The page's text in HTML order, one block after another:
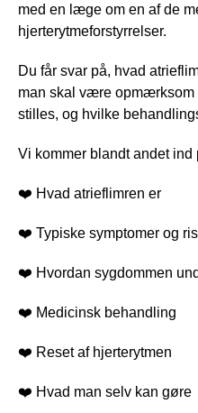
med en læge om en af de
hjerterytmeforstyrrelser.
Du får svar på, hvad
man skal være opmærksom
stilles, og hvilke
Vi kommer blandt andet ind
❤️ Hvad atrieflimren er
❤️ Typiske symptomer og
❤️ Hvordan sygdommen
❤️ Medicinsk behandling
❤️ Reset af hjerterytmen
❤️ Hvad man selv kan gøre